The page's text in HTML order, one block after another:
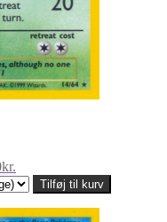
kr.
260,00kr.
til
297,00kr.
Tilføj til kurv